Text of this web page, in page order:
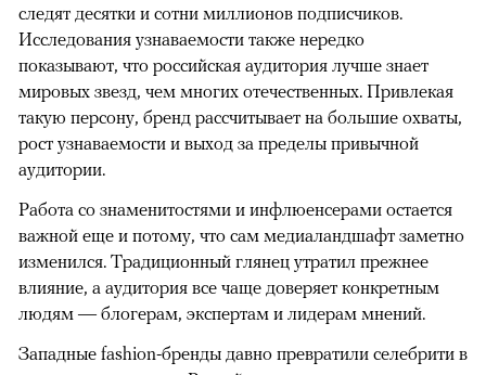
следят десятки и сотни миллионов подписчиков.
Исследования узнаваемости также нередко
показывают, что российская аудитория лучше знает
мировых звезд, чем многих отечественных. Привлекая
такую персону, бренд рассчитывает на большие охваты,
рост узнаваемости и выход за пределы привычной
аудитории.
Работа со знаменитостями и инфлюенсерами остается
важной еще и потому, что сам медиаландшафт заметно
изменился. Традиционный глянец утратил прежнее
влияние, а аудитория все чаще доверяет конкретным
людям — блогерам, экспертам и лидерам мнений.
Западные fashion-бренды давно превратили селебрити в